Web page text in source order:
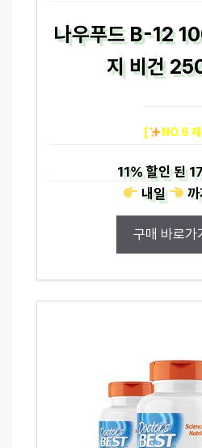
나우푸드 B-12
지 비건
[ NO.6
11%할인 된
내일
구매 바로가